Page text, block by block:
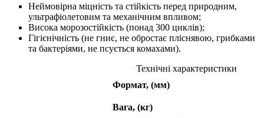
Неймовірна міцність та стійкість перед природним,
ультрафіолетовим та механічним впливом;
Висока морозостійкість (понад 300 циклів);
Гігієнічність (не гниє, не обростає пліснявою, грибками
та бактеріями, не псується комахами).
Технічні характеристики
Формат, (мм)
Вага, (кг)